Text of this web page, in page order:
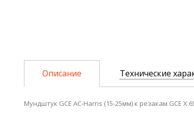
Описание Технические
Мундштук GCE AC-Harris (15-25мм) к резакам GCE X